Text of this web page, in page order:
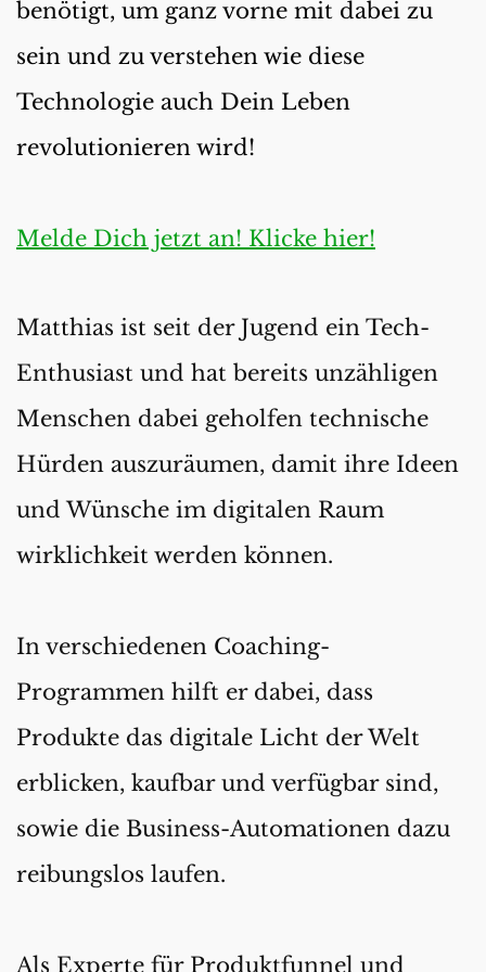
benötigt, um ganz vorne mit dabei zu
sein und zu verstehen wie diese
Technologie auch Dein Leben
revolutionieren wird!
Melde Dich jetzt an! Klicke hier!
Matthias ist seit der Jugend ein Tech-
Enthusiast und hat bereits unzähligen
Menschen dabei geholfen technische
Hürden auszuräumen, damit ihre Ideen
und Wünsche im digitalen Raum
wirklichkeit werden können.
In verschiedenen Coaching-
Programmen hilft er dabei, dass
Produkte das digitale Licht der Welt
erblicken, kaufbar und verfügbar sind,
sowie die Business-Automationen dazu
reibungslos laufen.
Als Experte für Produktfunnel und